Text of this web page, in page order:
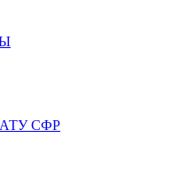
СФР